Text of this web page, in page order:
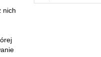
nich